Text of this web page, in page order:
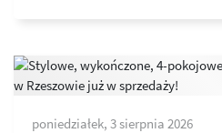
poniedziałek, 3 sierpnia 2026